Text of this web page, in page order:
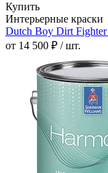
Купить
Интерьерные краски
Dutch Boy Dirt
от 14 500 ₽ / шт.